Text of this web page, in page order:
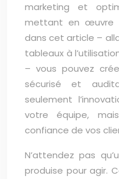
marketing et
mettant en œuvre
dans cet article –
tableaux à
– vous pouvez
sécurisé et
seulement
votre équipe,
confiance de vos
N’attendez pas
produise pour agir.